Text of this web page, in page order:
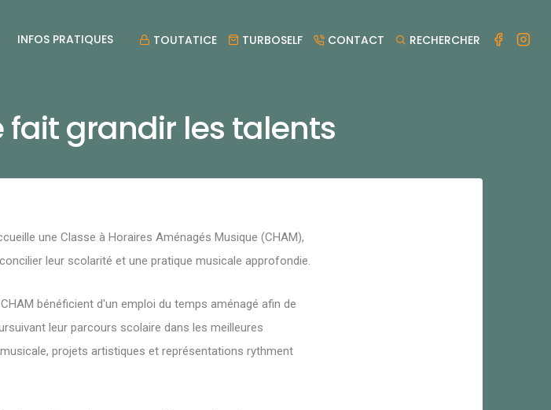
INFOS PRATIQUES TOUTATICE TURBOSELF CONTACT RECHERCHER
fait grandir les talents
une Classe à Horaires Aménagés Musique (CHAM),
leur scolarité et une pratique musicale approfondie.
bénéficient d'un emploi du temps aménagé afin de
leur parcours scolaire dans les meilleures
projets artistiques et représentations rythment